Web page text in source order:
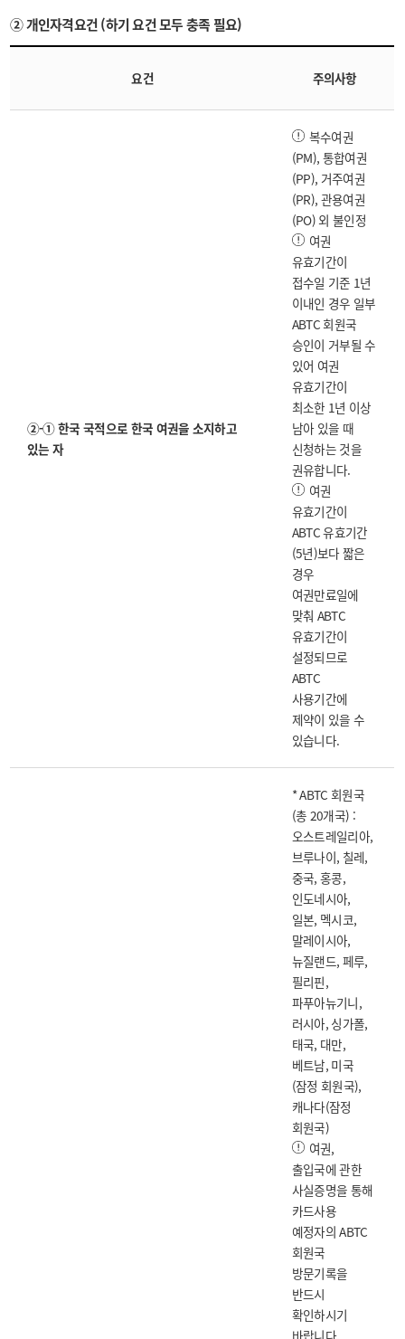
② 개인자격요건 (하기 요건 모두 충족 필요)
요건 주의사항
②-① 한국 국적으로 한국 여권을 소지하고
있는 자
복수여권
(PM), 통합여권
(PP), 거주여권
(PR), 관용여권
(PO) 외 불인정
여권
유효기간이
접수일 기준 1년
이내인 경우 일부
ABTC 회원국
승인이 거부될 수
있어 여권
유효기간이
최소한 1년 이상
남아 있을 때
신청하는 것을
권유합니다.
여권
유효기간이
ABTC 유효기간
(5년)보다 짧은
경우
여권만료일에
맞춰 ABTC
유효기간이
설정되므로
ABTC
사용기간에
제약이 있을 수
있습니다.
* ABTC 회원국
(총 20개국) :
오스트레일리아,
브루나이, 칠레,
중국, 홍콩,
인도네시아,
일본, 멕시코,
말레이시아,
뉴질랜드, 페루,
필리핀,
파푸아뉴기니,
러시아, 싱가폴,
태국, 대만,
베트남, 미국
(잠정 회원국),
캐나다(잠정
회원국)
여권,
출입국에 관한
사실증명을 통해
카드사용
예정자의 ABTC
회원국
방문기록을
반드시
확인하시기
바랍니다.